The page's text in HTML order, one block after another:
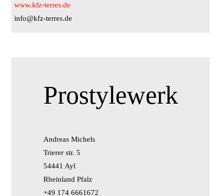
www.kfz-terres.de
info@kfz-terres.de
Prostylewerk
Andreas Michels
Trierer str. 5
54441 Ayl
Rheinland Pfalz
+49 174 6661672